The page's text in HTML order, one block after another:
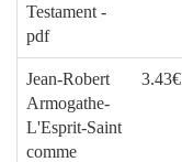
Testament -
pdf
Jean-Robert
Armogathe-
L'Esprit-Saint
comme
3.43€